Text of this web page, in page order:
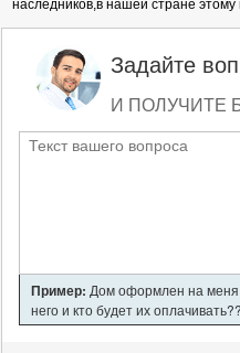
наследников,в нашей стране этому
Задайте
И ПОЛУЧИТЕ
Пример: Дом оформлен на меня,
него и кто будет их оплачивать??